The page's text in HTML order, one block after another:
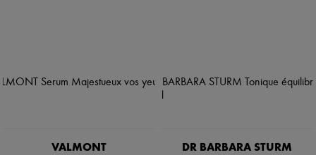
VALMONT DR BARBARA STURM